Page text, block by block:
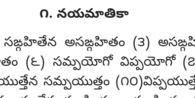
౧. నయమాతికా
అసఙ్గహితం (౩)
(౬) సమ్పయోగో విప్పయోగో
సమ్పయుత్తం